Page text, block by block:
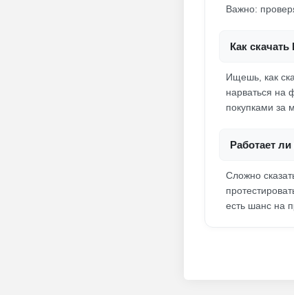
Важно:
Как
Ищешь, как
нарваться на
покупками за
Работает
Сложно
есть шанс на